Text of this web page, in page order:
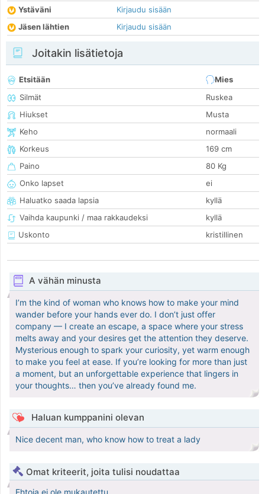
Ystäväni
Kirjaudu sisään
Jäsen lähtien
Kirjaudu sisään
Joitakin lisätietoja
Etsitään
Mies
Silmät
Ruskea
Hiukset
Musta
Keho
normaali
Korkeus
169 cm
Paino
80 Kg
Onko lapset
ei
Haluatko saada lapsia
kyllä
Vaihda kaupunki / maa rakkaudeksi
kyllä
Uskonto
kristillinen
A vähän minusta
I’m the kind of woman who knows how to make your mind
wander before your hands ever do. I don’t just offer
company — I create an escape, a space where your stress
melts away and your desires get the attention they deserve.
Mysterious enough to spark your curiosity, yet warm enough
to make you feel at ease. If you’re looking for more than just
a moment, but an unforgettable experience that lingers in
your thoughts… then you’ve already found me.
Haluan kumppanini olevan
Nice decent man, who know how to treat a lady
Omat kriteerit, joita tulisi noudattaa